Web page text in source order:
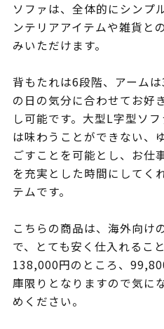
ソファは、全体的にシンプ
ンテリアアイテムや雑貨と
みいただけます。
背もたれは6段階、アーム
の日の気分に合わせてお好
し可能です。大型L字型ソ
は味わうことができない、
ごすことを可能とし、お仕
を充実とした時間にしてく
テムです。
こちらの商品は、海外向け
で、とても安く仕入れるこ
138,000円のところ、
庫限りとなりますので気に
めください。